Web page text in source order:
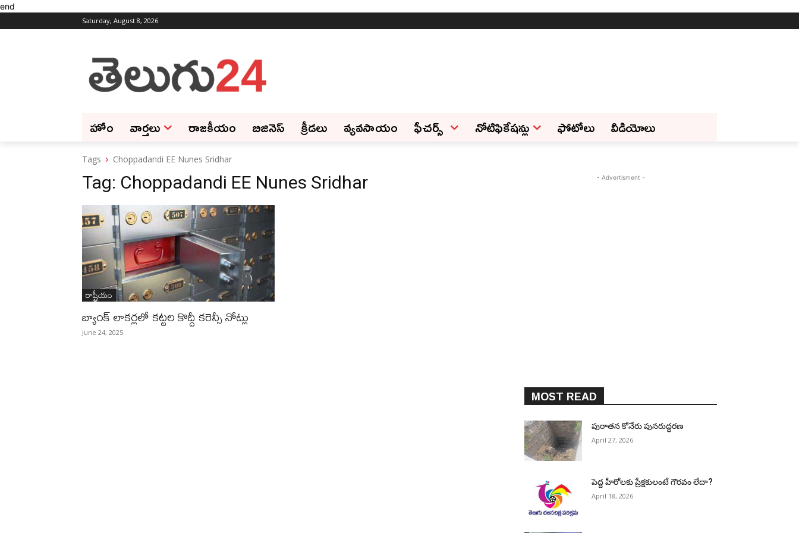
end
Saturday, August 8, 2026
హోం వార్తలు రాజకీయం బిజినెస్‌ క్రీడలు వ్యవసాయం ఫీచ‌ర్స్ ‌ నోటిఫికేషన్లు ఫోటోలు వీడియోలు
Tags Choppadandi EE Nunes Sridhar
Tag: Choppadandi EE Nunes Sridhar
రాష్ట్రీయం
బ్యాంక్​ లాకర్లలో కట్టల కొద్దీ కరెన్సీ నోట్లు
June 24, 2025
- Advertisment -
MOST READ
పురాత‌న కోనేరు పున‌రుద్ధ‌ర‌ణ
April 27, 2026
పెద్ద హీరోల‌కు ప్రేక్ష‌కులంటే గౌర‌వం లేదా?
April 18, 2026